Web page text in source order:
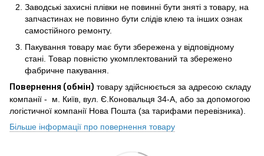
Заводські захисні плівки не повинні бути зняті з товару, на
запчастинах не повинно бути слідів клею та інших ознак
самостійного ремонту.
Пакування товару має бути збережена у відповідному
стані. Товар повністю укомплектований та збережено
фабричне пакування.
Повернення (обмін) товару здійснюється за адресою складу
компанії - м. Київ, вул. Є.Коновальця 34-А, або за допомогою
логістичної компанії Нова Пошта (за тарифами перевізника).
Більше інформації про повернення товару